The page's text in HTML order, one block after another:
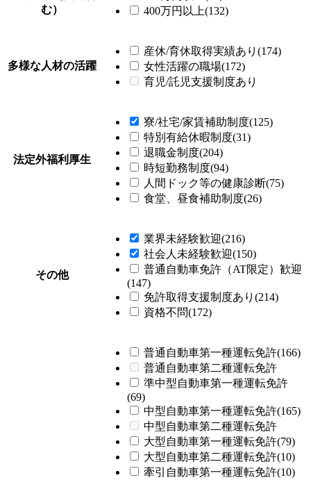
む）
400万円以上(132)
多様な人材の活躍
産休/育休取得実績あり(174)
女性活躍の職場(172)
育児/託児支援制度あり
法定外福利厚生
寮/社宅/家賃補助制度(125)
特別有給休暇制度(31)
退職金制度(204)
時短勤務制度(94)
人間ドック等の健康診断(75)
食堂、昼食補助制度(26)
その他
業界未経験歓迎(216)
社会人未経験歓迎(150)
普通自動車免許（AT限定）歓迎
(147)
免許取得支援制度あり(214)
資格不問(172)
普通自動車第一種運転免許(166)
普通自動車第二種運転免許
準中型自動車第一種運転免許
(69)
中型自動車第一種運転免許(165)
中型自動車第二種運転免許
大型自動車第一種運転免許(79)
大型自動車第二種運転免許(10)
牽引自動車第一種運転免許(10)